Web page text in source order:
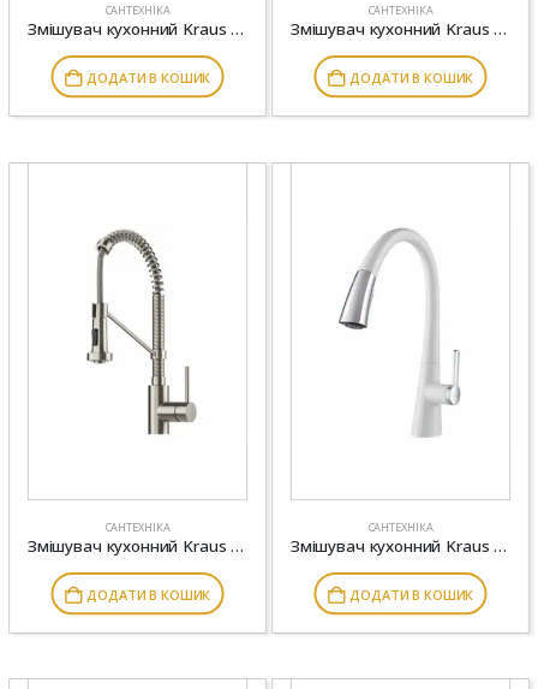
САНТЕХНІКА
Змішувач кухонний Kraus cенсорний KSF-1610
ДОДАТИ В КОШИК
САНТЕХНІКА
Змішувач кухонний Kraus KPF-1603
ДОДАТИ В КОШИК
САНТЕХНІКА
Змішувач кухонний Kraus KPF-1610
ДОДАТИ В КОШИК
САНТЕХНІКА
Змішувач кухонний Kraus KPF-1673
ДОДАТИ В КОШИК